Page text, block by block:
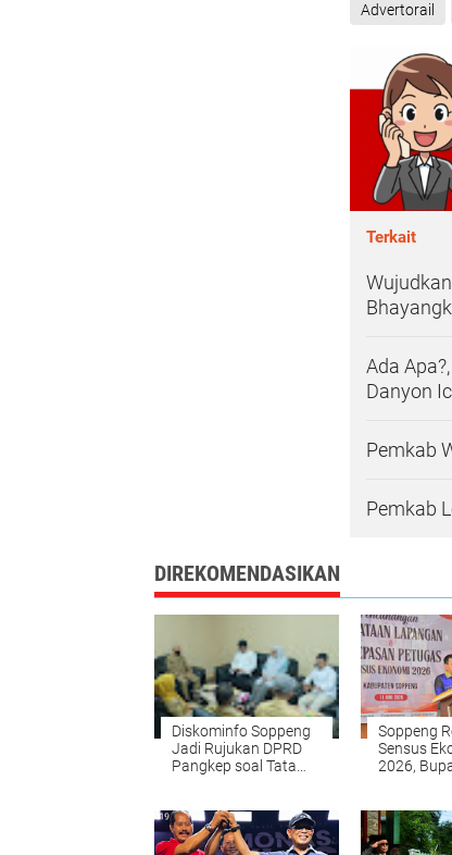
Advertorail
Terkait
Ada
Danyon
Pemkab
Pemkab
DIREKOMENDASIKAN
Diskominfo Soppeng
Jadi Rujukan DPRD
Pangkep soal Tata
Soppeng
Sensus
2026,